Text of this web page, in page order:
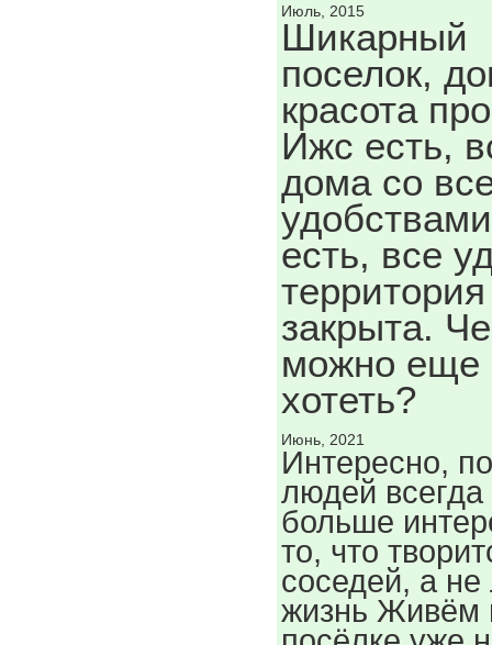
Июль, 2015
Шикарный
поселок,
красота
Ижс есть,
дома со
есть, все
территория
закрыта.
можно еще
хотеть?
Июнь, 2021
Интересно,
людей всегда
больше
то, что
соседей, а не
жизнь Живём